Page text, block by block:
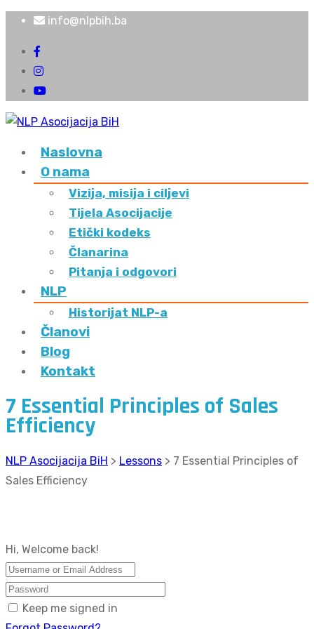
info@nlpbih.ba
Naslovna
O nama
Vizija, misija i ciljevi
Tijela Asocijacije
Etički kodeks
Članarina
Pitanja i odgovori
NLP
Historijat NLP-a
Članovi
Blog
Kontakt
7 Essential Principles of Sales
Efficiency
NLP Asocijacija BiH > Lessons > 7 Essential Principles of
Sales Efficiency
Hi, Welcome back!
Keep me signed in